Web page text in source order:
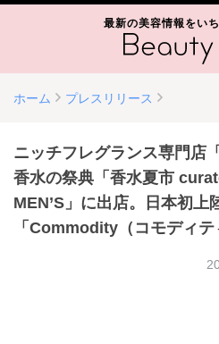
最新の美容情報をい
ホーム プレスリリース
ニッチフレグランス専門店
香水の祭典「香水夏市
MEN’S」に出店。日本初上
「Commodity（コモディ